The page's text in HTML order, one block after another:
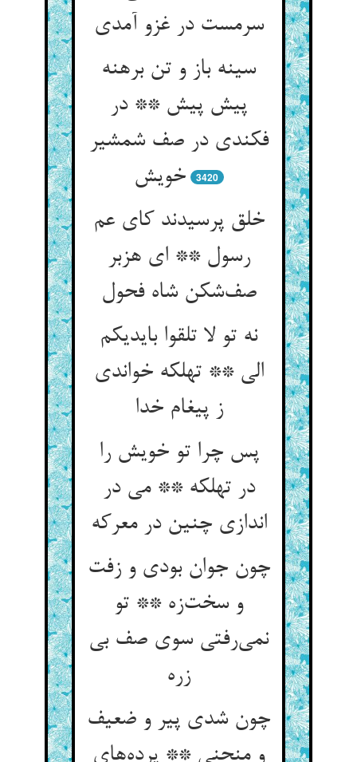
سرمست در غزو آمدی
سینه باز و تن برهنه
پیش پیش ** در
فکندی در صف شمشیر
خویش
3420
خلق پرسیدند کای عم
رسول ** ای هزبر
صف‌شکن شاه فحول
نه تو لا تلقوا بایدیکم
الی ** تهلکه خواندی
ز پیغام خدا
پس چرا تو خویش را
در تهلکه ** می در
اندازی چنین در معرکه
چون جوان بودی و زفت
و سخت‌زه ** تو
نمی‌رفتی سوی صف بی
زره
چون شدی پیر و ضعیف
و منحنی ** پرده‌های